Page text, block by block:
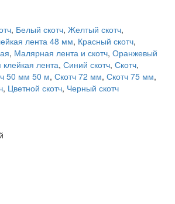
, Белый скотч, Желтый скотч,
лента 48 мм, Красный скотч,
, Малярная лента и скотч, Оранжевый
лента, Синий скотч, Скотч,
50 мм 50 м, Скотч 72 мм, Скотч 75 мм,
, Цветной скотч, Черный скотч